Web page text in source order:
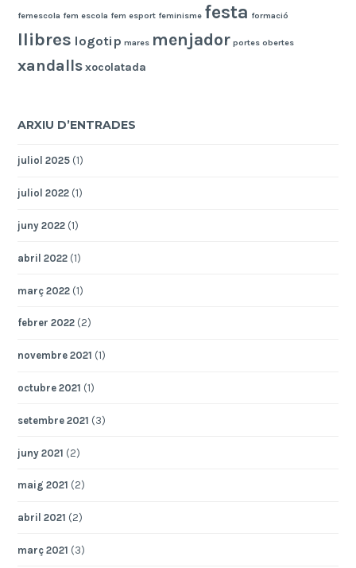
femescola fem escola fem esport feminisme festa formació
llibres logotip mares menjador portes obertes
xandallsxocolatada
ARXIU D’ENTRADES
juliol 2025 (1)
juliol 2022 (1)
juny 2022 (1)
abril 2022 (1)
març 2022 (1)
febrer 2022 (2)
novembre 2021 (1)
octubre 2021 (1)
setembre 2021 (3)
juny 2021 (2)
maig 2021 (2)
abril 2021 (2)
març 2021 (3)